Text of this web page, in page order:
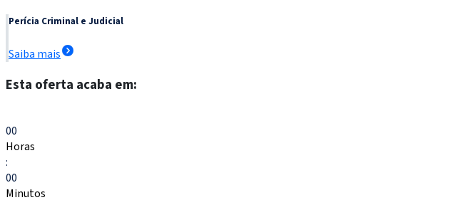
Perícia Criminal e Judicial
Saiba mais
Esta oferta acaba em:
00
Horas
:
00
Minutos